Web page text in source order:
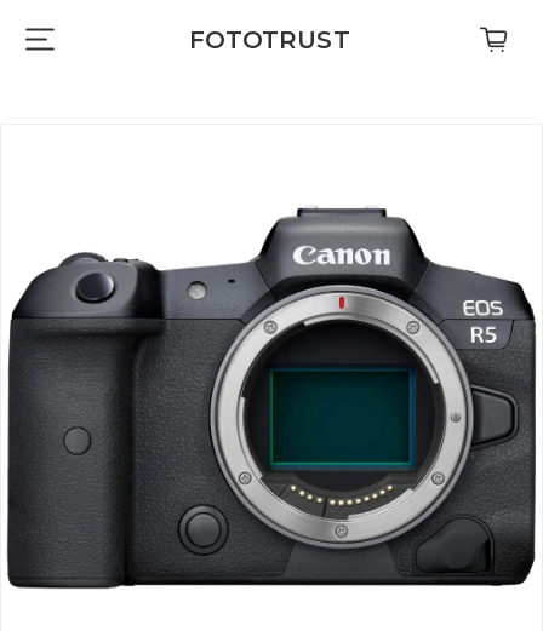
FOTOTRUST